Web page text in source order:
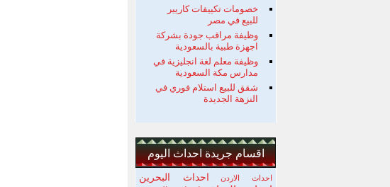
خصومات تكييفات كاريير
للبيع في مصر
وظيفة مراقب جودة بشركة
اجهزة طبية بالسعودية
وظيفة معلم لغة انجليزية في
مدارس مكة السعودية
شقق للبيع استلام فوري في
النزهة الجديدة
اقسام جريدة احداث اليوم
احداث الاردن احداث البحرين